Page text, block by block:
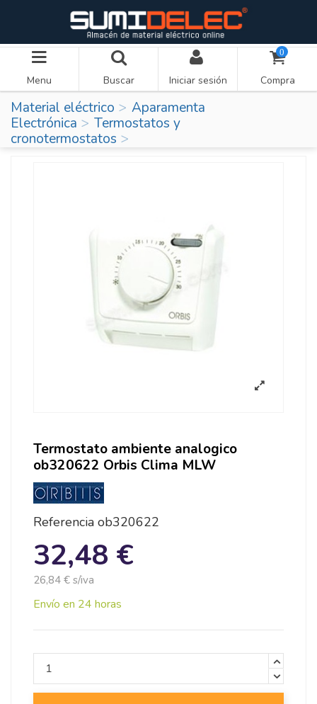
Menu Buscar Iniciar sesión
0
Compra
Material eléctrico
Aparamenta
Electrónica
Termostatos y
cronotermostatos
Termostato ambiente analogico
ob320622 Orbis Clima MLW
Referencia ob320622
32,48 €
26,84 € s/iva
Envío en 24 horas